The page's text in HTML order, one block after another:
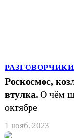
РАЗГОВОРЧИКИ
Роскосмос,
втулка. О чём
октябре
1 нояб. 2023